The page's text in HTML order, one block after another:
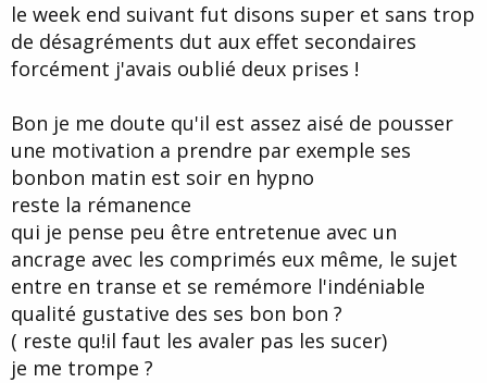
le week end suivant fut disons super et sans trop
de désagréments dut aux effet secondaires
forcément j'avais oublié deux prises !
Bon je me doute qu'il est assez aisé de pousser
une motivation a prendre par exemple ses
bonbon matin est soir en hypno
reste la rémanence
qui je pense peu être entretenue avec un
ancrage avec les comprimés eux même, le sujet
entre en transe et se remémore l'indéniable
qualité gustative des ses bon bon ?
( reste qu!il faut les avaler pas les sucer)
je me trompe ?